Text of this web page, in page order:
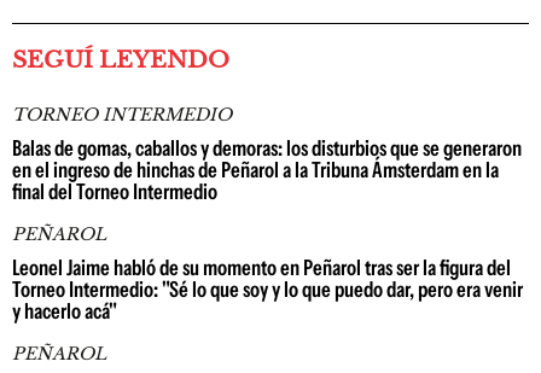
SEGUÍ LEYENDO
TORNEO INTERMEDIO
Balas de gomas, caballos y demoras: los disturbios que se generaron
en el ingreso de hinchas de Peñarol a la Tribuna Ámsterdam en la
final del Torneo Intermedio
PEÑAROL
Leonel Jaime habló de su momento en Peñarol tras ser la figura del
Torneo Intermedio: "Sé lo que soy y lo que puedo dar, pero era venir
y hacerlo acá"
PEÑAROL